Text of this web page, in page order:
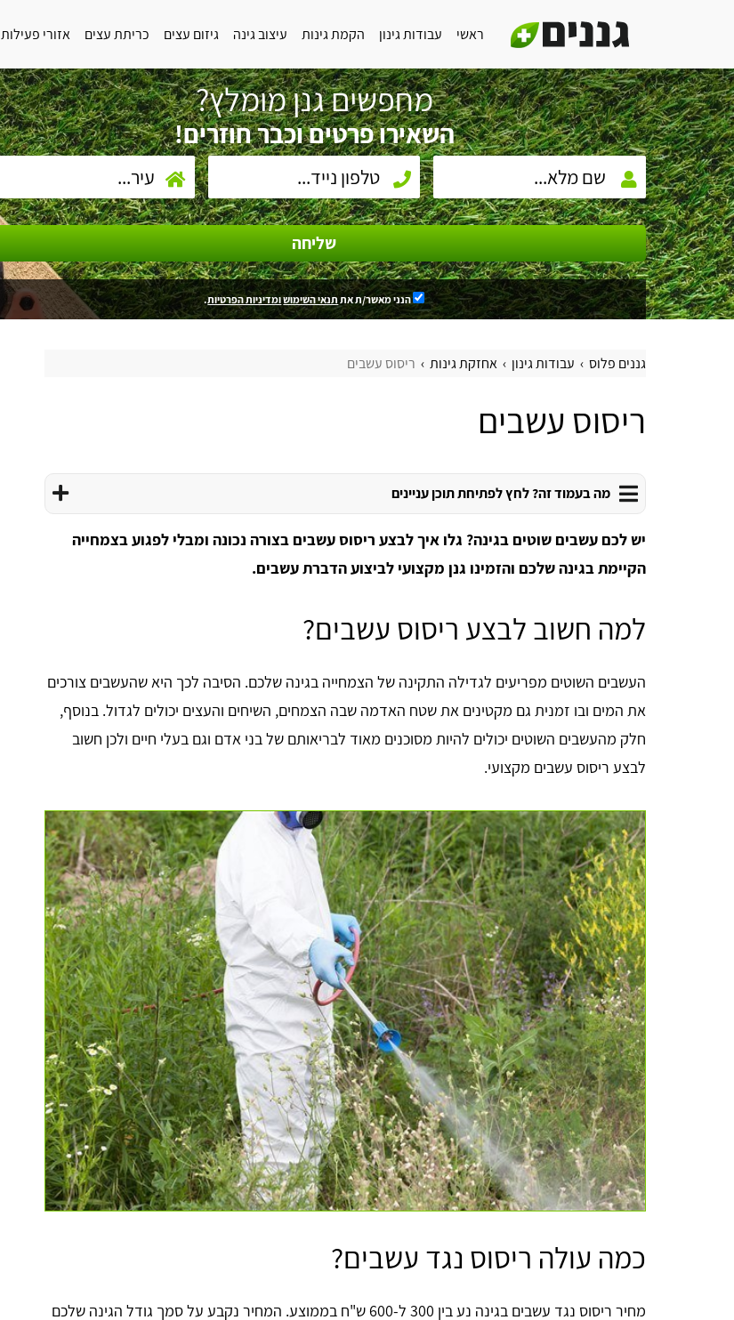
ראשי עבודות גינון הקמת גינות עיצוב גינה גיזום עצים כריתת עצים אזורי פעילות
מחפשים גנן מומלץ?
השאירו פרטים וכבר חוזרים!
שליחה
הנני מאשר/ת את תנאי השימושומדיניות הפרטיות.
גננים פלוס עבודות גינון אחזקת גינות ריסוס עשבים
ריסוס עשבים
מה בעמוד זה? לחץ לפתיחת תוכן עניינים
יש לכם עשבים שוטים בגינה? גלו איך לבצע ריסוס עשבים בצורה נכונה ומבלי לפגוע בצמחייה
הקיימת בגינה שלכם והזמינו גנן מקצועי לביצוע הדברת עשבים.
למה חשוב לבצע ריסוס עשבים?
העשבים השוטים מפריעים לגדילה התקינה של הצמחייה בגינה שלכם. הסיבה לכך היא שהעשבים צורכים
את המים ובו זמנית גם מקטינים את שטח האדמה שבה הצמחים, השיחים והעצים יכולים לגדול. בנוסף,
חלק מהעשבים השוטים יכולים להיות מסוכנים מאוד לבריאותם של בני אדם וגם בעלי חיים ולכן חשוב
לבצע ריסוס עשבים מקצועי.
כמה עולה ריסוס נגד עשבים?
מחיר ריסוס נגד עשבים בגינה נע בין 300 ל-600 ש"ח בממוצע. המחיר נקבע על סמך גודל הגינה שלכם
tom raz
מצאתי דרך האתר גנן להקמה של גינה חדשה, שירות
מעולה ומקצועי, תודה!
anna lipaz
ממש כמו שכתוב. מקבלים כמה הצעות ומשווים מחירים!
עשיתי זאת והצלחתי גם לחסוך בעלות וגם לקבל שירות מעל
למצופה, תודה רבה לכם!